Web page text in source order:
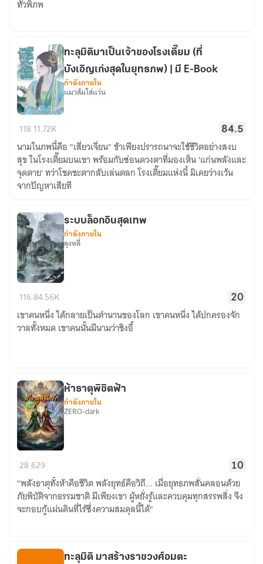
ยุทธ์
ทั่วพิภพ
มิติ
มา
เป็น
เจ้าของ
โรงเตี๊ยม
บังเอิญ
เก่ง
สุด
ใน
ยุทธ
ภพ)
มี
E-
ทะลุมิติมาเป็นเจ้าของโรงเตี๊ยม (ที่
บังเอิญเก่งสุดในยุทธภพ) | มี E-Book
กำลังภายใน
แมวส้มใส่แว่น
118 11.72K 84.5
นามในภพนี้คือ "เสี่ยวเจี่ยน" ข้าเพียงปรารถนาจะใช้ชีวิตอย่างสงบ
สุข ในโรงเตี๊ยมบนเขา พร้อมกับซ่อนดวงตาที่มองเห็น 'แก่นพลังและ
จุดตาย' ทว่าโชคชะตากลับเล่นตลก โรงเตี๊ยมแห่งนี้ มิเคยว่างเว้น
จากปัญหาเสียที
ล็อกอิน
สุด
เทพ
ระบบล็อกอินสุดเทพ
กำลังภายใน
ลุงหลี่
11684.56K 20
เขาคนหนึ่ง ได้กลายเป็นตำนานของโลก เขาคนหนึ่ง ได้ปกครองจัก
วาลทั้งหมด เขาคนนั้นมีนามว่าชิงอี้
ธาตุ
พิชิต
ฟ้า
ห้าธาตุพิชิตฟ้า
กำลังภายใน
ZERO-dark
28 629 10
"พลังธาตุทั้งห้าคือชีวิต พลังยุทธ์คือวิถี... เมื่อยุทธภพสั่นคลอนด้วย
ภัยพิบัติจากธรรมชาติ มีเพียงเขา ผู้หยั่งรู้และควบคุมทุกสรรพสิ่ง จึง
จะกอบกู้แผ่นดินที่ไร้ซึ่งความสมดุลนี้ได้"
ทะลุมิติ มาสร้างราชวงศ์อมตะ